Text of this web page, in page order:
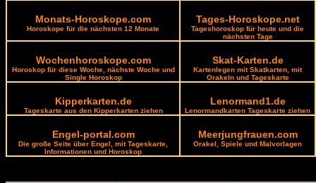
Monats-Horoskope.com
Horoskope für die nächsten 12 Monate
Tages-Horoskope.net
Tageshoroskop für heute und die
nächsten Tage
Wochenhoroskope.com
Horoskop für diese Woche, nächste Woche und
Single Horoskop
Skat-Karten.de
Kartenlegen mit Skatkarten, mit
Orakeln und Tageskarte
Kipperkarten.de
Tageskarte aus den Kipperkarten ziehen
Lenormand1.de
Lenormandkarten Tageskarte ziehen
Engel-portal.com
Die große Seite über Engel, mit Tageskarte,
Informationen und Horoskop
Meerjungfrauen.com
Orakel, Spiele und Malvorlagen